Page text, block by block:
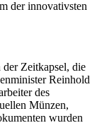
der innovativsten
Zeitkapsel, die
Reinhold
des
Münzen,
wurden